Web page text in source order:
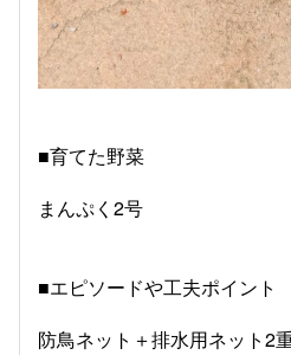
■育てた野菜
まんぷく2号
■エピソードや工夫ポイント
防鳥ネット＋排水用ネット2